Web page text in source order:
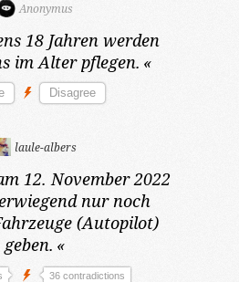
Anonymus
18 Jahren werden
im Alter pflegen. «
laule-albers
12. November 2022
nur noch
(Autopilot)
geben. «
36 contradictions